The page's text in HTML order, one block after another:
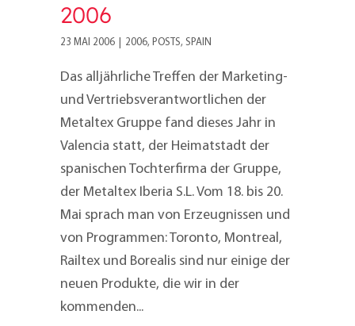
2006
23 MAI 2006 2006, POSTS, SPAIN
Das alljährliche Treffen der Marketing-
und Vertriebsverantwortlichen der
Metaltex Gruppe fand dieses Jahr in
Valencia statt, der Heimatstadt der
spanischen Tochterfirma der Gruppe,
der Metaltex Iberia S.L. Vom 18. bis 20.
Mai sprach man von Erzeugnissen und
von Programmen: Toronto, Montreal,
Railtex und Borealis sind nur einige der
neuen Produkte, die wir in der
kommenden...